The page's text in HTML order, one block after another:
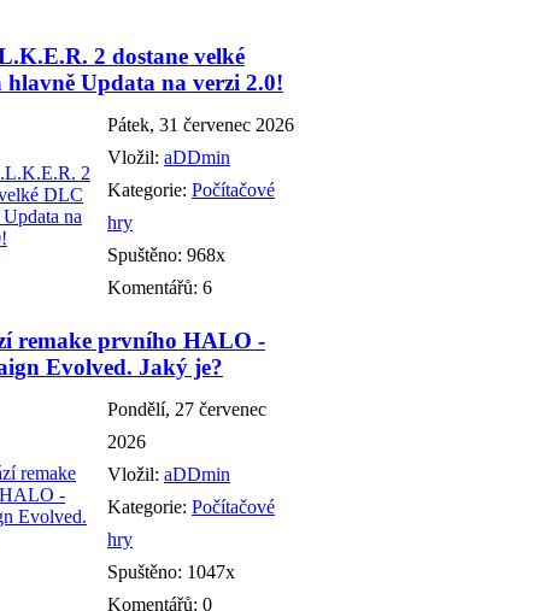
2 dostane velké
Updata na verzi 2.0!
Pátek, 31 červenec 2026
Vložil: aDDmin
Kategorie: Počítačové
hry
Spuštěno: 968x
Komentářů: 6
remake prvního HALO -
Evolved. Jaký je?
Pondělí, 27 červenec
2026
Vložil: aDDmin
Kategorie: Počítačové
hry
Spuštěno: 1047x
Komentářů: 0